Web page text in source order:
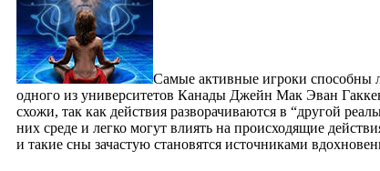
Самые активные игроки способны
одного из университетов Канады Джейн Мак Эван
схожи, так как действия разворачиваются в “другой
них среде и легко могут влиять на происходящие
и такие сны зачастую становятся источниками